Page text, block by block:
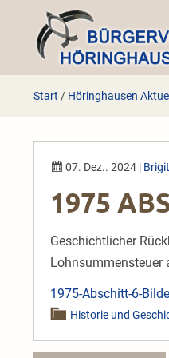
springen
Start / Höringhausen Aktuell
07. Dez.. 2024 |
1975
Geschichtlicher
Lohnsummensteuer
1975-Abschitt-6-
Historie und